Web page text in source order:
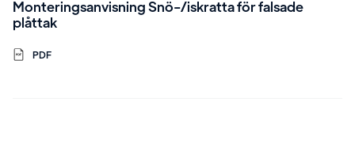
Monteringsanvisning Snö-/iskratta för falsade
plåttak
PDF